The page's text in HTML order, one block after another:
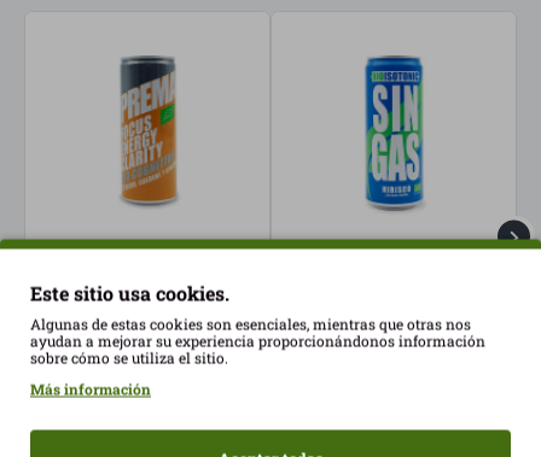
Bebida Energética 250ml
Pulse ECO
2,09€
BioIsotonic ECO
2,55€
Este sitio usa cookies.
Algunas de estas cookies son esenciales, mientras que otras nos
ayudan a mejorar su experiencia proporcionándonos información
sobre cómo se utiliza el sitio.
Más información